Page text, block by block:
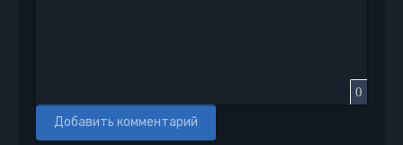
0
Добавить комментарий